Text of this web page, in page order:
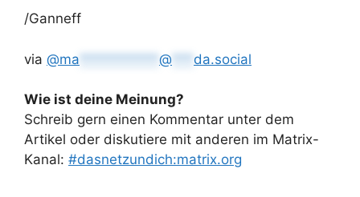
/Ganneff
via @ma @ da.social
Wie ist deine Meinung?
Schreib gern einen Kommentar unter dem
Artikel oder diskutiere mit anderen im Matrix-
Kanal: #dasnetzundich:matrix.org